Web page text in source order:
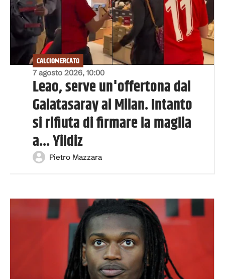
7 agosto 2026, 10:00
CALCIOMERCATO
Leao, serve un'offertona dal
Galatasaray al Milan. Intanto
si rifiuta di firmare la maglia
a... Yildiz
Pietro Mazzara